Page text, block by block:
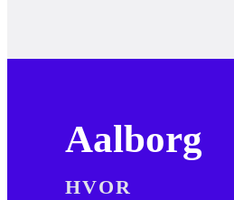
Aalborg
HVOR